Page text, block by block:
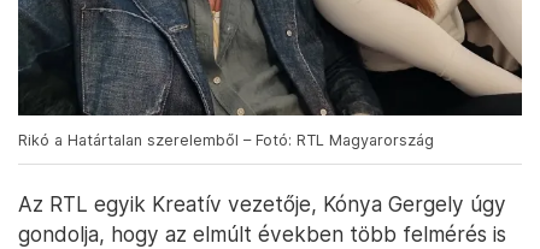
Rikó a Határtalan szerelemből – Fotó: RTL Magyarország
Az RTL egyik Kreatív vezetője, Kónya Gergely úgy
gondolja, hogy az elmúlt években több felmérés is